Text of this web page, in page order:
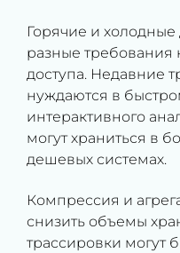
Горячие и
разные требования
доступа. Недавние
нуждаются в
интерактивного
могут храниться в
дешевых системах.
Компрессия и
снизить объемы
трассировки могут